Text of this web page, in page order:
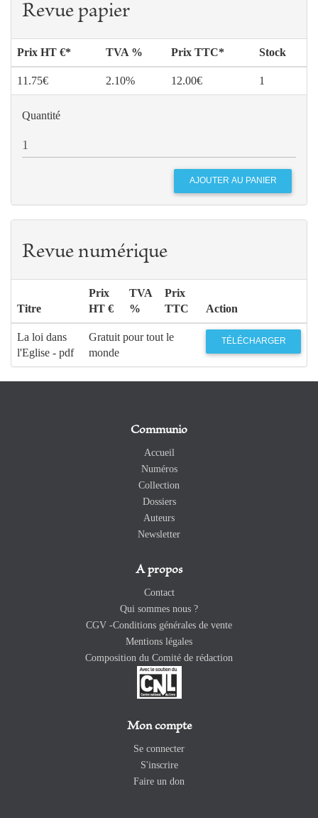
Revue papier
Prix HT €* TVA % Prix TTC* Stock
11.75€ 2.10% 12.00€ 1
Quantité
Revue numérique
Titre
Prix
HT €
TVA
%
Prix
TTC
Action
La loi dans
l'Eglise - pdf
Gratuit pour tout le
monde
TÉLÉCHARGER
Communio
Accueil
Numéros
Collection
Dossiers
Auteurs
Newsletter
A propos
Contact
Qui sommes nous ?
CGV -Conditions générales de vente
Mentions légales
Composition du Comité de rédaction
Mon compte
Se connecter
S'inscrire
Faire un don